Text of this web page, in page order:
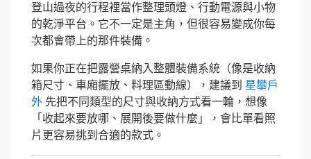
登山過夜的行程裡當作整理頭燈、行動電源與小物
的乾淨平台。它不一定是主角，但很容易變成你每
次都會帶上的那件裝備。
如果你正在把露營桌納入整體裝備系統（像是收納
箱尺寸、車廂擺放、料理區動線），建議到 星攀戶
外 先把不同類型的尺寸與收納方式看一輪，想像
「收起來要放哪、展開後要做什麼」，會比單看照
片更容易挑到合適的款式。